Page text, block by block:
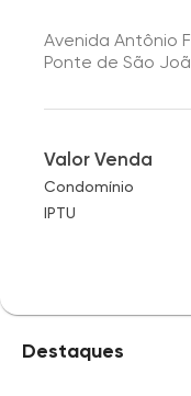
Avenida Antônio
Ponte de São
Valor Venda
Condomínio
IPTU
Destaques